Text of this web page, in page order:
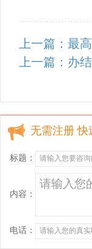
上一篇：最
上一篇：办
无需注册 快
标题：
内容：
电话：